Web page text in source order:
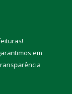
!
em